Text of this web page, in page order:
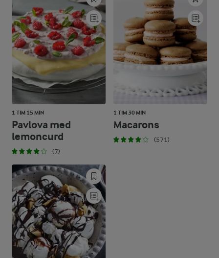
1 TIM 15 MIN
Pavlova med
lemoncurd
(7)
1 TIM 30 MIN
Macarons
(571)